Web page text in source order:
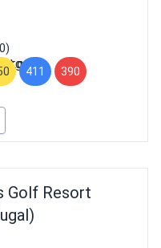
411 390
Golf Resort